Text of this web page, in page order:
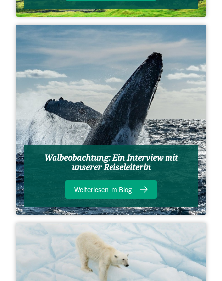
Walbeobachtung: Ein Interview mit
unserer Reiseleiterin
Weiterlesen im Blog